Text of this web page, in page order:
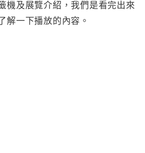
機及展覽介紹，我們是看完出來
解一下播放的內容。